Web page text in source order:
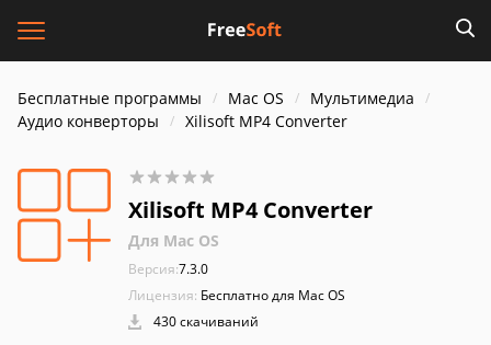
Бесплатные программы Mac OS
Мультимедиа
Аудио конверторы
Xilisoft MP4 Converter
Xilisoft MP4 Converter
Для Mac OS
Версия:7.3.0
Лицензия: Бесплатно для Mac OS
430 скачиваний